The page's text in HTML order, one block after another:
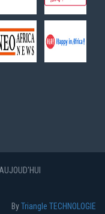
ByTriangle TECHNOLOGIE